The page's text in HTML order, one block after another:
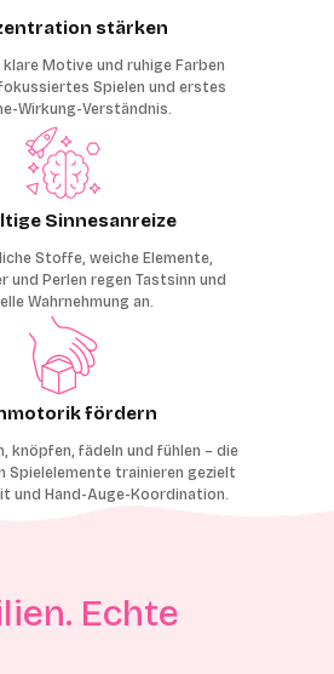
stärken
klare Motive und ruhige Farben
Spielen und erstes
Wirkung-Verständnis.
Sinnesanreize
Stoffe, weiche Elemente,
und Perlen regen Tastsinn und
Wahrnehmung an.
fördern
knöpfen, fädeln und fühlen – die
Spielelemente trainieren gezielt
und Hand-Auge-Koordination.
Echte